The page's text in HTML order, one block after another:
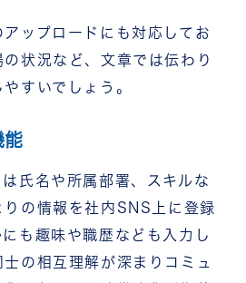
ップロードにも対応してお
状況など、文章では伝わり
すいでしょう。
能
氏名や所属部署、スキルな
りの情報を社内SNS上に登録
も趣味や職歴なども入力し
の相互理解が深まりコミュ